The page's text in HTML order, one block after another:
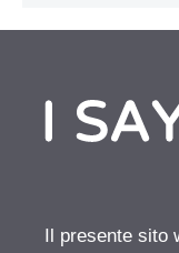
Il presente sito